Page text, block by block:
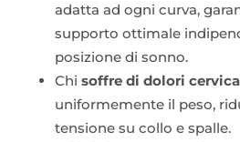
adatta ad ogni curva,
supporto ottimale
posizione di sonno.
Chi soffre di dolori
uniformemente il peso,
tensione su collo e spalle.